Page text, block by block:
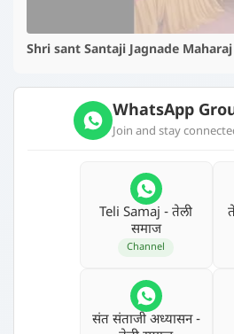
Shri sant Santaji Jagnade
WhatsApp
Join and stay
Teli Samaj - तेली
समाज
Channel
संत संताजी अध्‍यासन -